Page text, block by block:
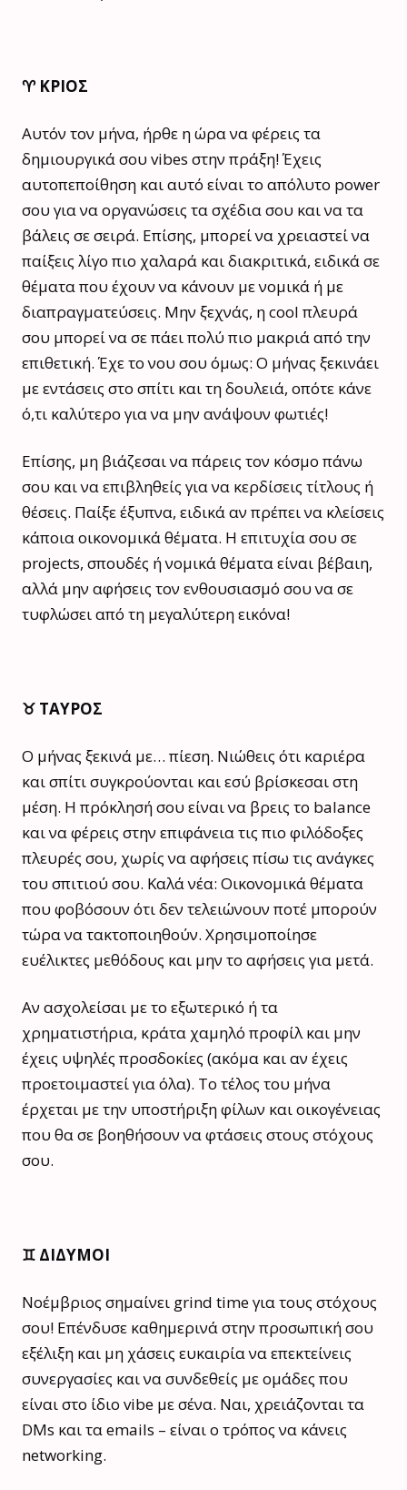
♈️ ΚΡΙΟΣ
Αυτόν τον μήνα, ήρθε η ώρα να φέρεις τα
δημιουργικά σου vibes στην πράξη! Έχεις
αυτοπεποίθηση και αυτό είναι το απόλυτο power
σου για να οργανώσεις τα σχέδια σου και να τα
βάλεις σε σειρά. Επίσης, μπορεί να χρειαστεί να
παίξεις λίγο πιο χαλαρά και διακριτικά, ειδικά σε
θέματα που έχουν να κάνουν με νομικά ή με
διαπραγματεύσεις. Μην ξεχνάς, η cool πλευρά
σου μπορεί να σε πάει πολύ πιο μακριά από την
επιθετική. Έχε το νου σου όμως: Ο μήνας ξεκινάει
με εντάσεις στο σπίτι και τη δουλειά, οπότε κάνε
ό,τι καλύτερο για να μην ανάψουν φωτιές!
Επίσης, μη βιάζεσαι να πάρεις τον κόσμο πάνω
σου και να επιβληθείς για να κερδίσεις τίτλους ή
θέσεις. Παίξε έξυπνα, ειδικά αν πρέπει να κλείσεις
κάποια οικονομικά θέματα. Η επιτυχία σου σε
projects, σπουδές ή νομικά θέματα είναι βέβαιη,
αλλά μην αφήσεις τον ενθουσιασμό σου να σε
τυφλώσει από τη μεγαλύτερη εικόνα!
♉️ ΤΑΥΡΟΣ
Ο μήνας ξεκινά με… πίεση. Νιώθεις ότι καριέρα
και σπίτι συγκρούονται και εσύ βρίσκεσαι στη
μέση. Η πρόκλησή σου είναι να βρεις το balance
και να φέρεις στην επιφάνεια τις πιο φιλόδοξες
πλευρές σου, χωρίς να αφήσεις πίσω τις ανάγκες
του σπιτιού σου. Καλά νέα: Οικονομικά θέματα
που φοβόσουν ότι δεν τελειώνουν ποτέ μπορούν
τώρα να τακτοποιηθούν. Χρησιμοποίησε
ευέλικτες μεθόδους και μην το αφήσεις για μετά.
Αν ασχολείσαι με το εξωτερικό ή τα
χρηματιστήρια, κράτα χαμηλό προφίλ και μην
έχεις υψηλές προσδοκίες (ακόμα και αν έχεις
προετοιμαστεί για όλα). Το τέλος του μήνα
έρχεται με την υποστήριξη φίλων και οικογένειας
που θα σε βοηθήσουν να φτάσεις στους στόχους
σου.
♊️ ΔΙΔΥΜΟΙ
Νοέμβριος σημαίνει grind time για τους στόχους
σου! Επένδυσε καθημερινά στην προσωπική σου
εξέλιξη και μη χάσεις ευκαιρία να επεκτείνεις
συνεργασίες και να συνδεθείς με ομάδες που
είναι στο ίδιο vibe με σένα. Ναι, χρειάζονται τα
DMs και τα emails – είναι ο τρόπος να κάνεις
networking.